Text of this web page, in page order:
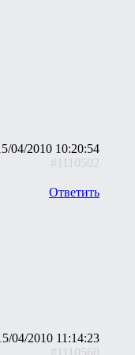
04/2010 10:20:54
#1110502
Ответить
04/2010 11:14:23
#1110560